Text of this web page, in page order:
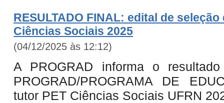
RESULTADO FINAL: edital de
Ciências Sociais 2025
(04/12/2025 às 12:12)
A PROGRAD informa o
PROGRAD/PROGRAMA DE
tutor PET Ciências Sociais UFRN